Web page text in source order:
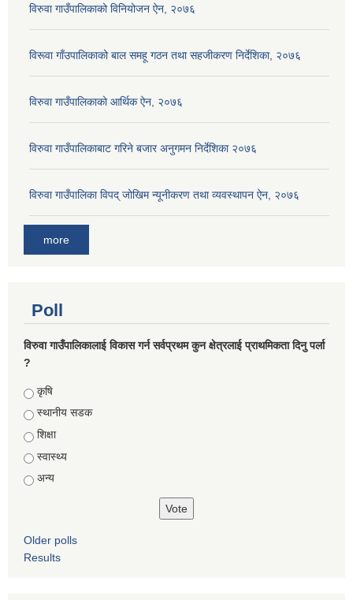
विरुवा गाउँपालिकाको विनियोजन ऐन, २०७६
विरूवा गाँउपालिकाको बाल समहू गठन तथा सहजीकरण निर्देशिका, २०७६
विरुवा गाउँपालिकाको आर्थिक ऐन, २०७६
विरुवा गाउँपालिकाबाट गरिने बजार अनुगमन निर्देशिका २०७६
विरुवा गाउँपालिका विपद् जोखिम न्यूनीकरण तथा व्यवस्थापन ऐन, २०७६
more
Poll
विरुवा गाउँपालिकालाई विकास गर्न सर्वप्रथम कुन क्षेत्रलाई प्राथमिकता दिनु पर्ला
?
Choices
कृषि
स्थानीय सडक
शिक्षा
स्वास्थ्य
अन्य
Older polls
Results